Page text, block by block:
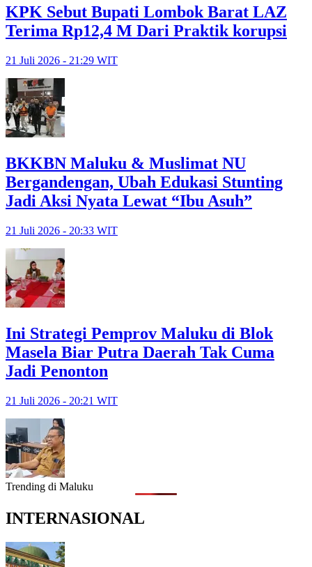
KPK Sebut Bupati Lombok Barat LAZ
Terima Rp12,4 M Dari Praktik korupsi
21 Juli 2026 - 21:29 WIT
BKKBN Maluku & Muslimat NU
Bergandengan, Ubah Edukasi Stunting
Jadi Aksi Nyata Lewat “Ibu Asuh”
21 Juli 2026 - 20:33 WIT
Ini Strategi Pemprov Maluku di Blok
Masela Biar Putra Daerah Tak Cuma
Jadi Penonton
21 Juli 2026 - 20:21 WIT
Trending di Maluku
INTERNASIONAL